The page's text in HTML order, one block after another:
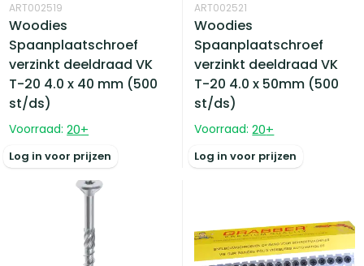
ART002519
Woodies
Spaanplaatschroef
verzinkt deeldraad VK
T-20 4.0 x 40 mm (500
st/ds)
Voorraad: 20+
Log in voor prijzen
ART002521
Woodies
Spaanplaatschroef
verzinkt deeldraad VK
T-20 4.0 x 50mm (500
st/ds)
Voorraad: 20+
Log in voor prijzen